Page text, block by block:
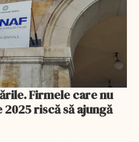
Firmele care nu
riscă să ajungă